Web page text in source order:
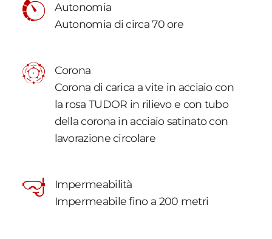
Autonomia
Autonomia di circa 70 ore
Corona
Corona di carica a vite in acciaio con
la rosa TUDOR in rilievo e con tubo
della corona in acciaio satinato con
lavorazione circolare
Impermeabilità
Impermeabile fino a 200 metri